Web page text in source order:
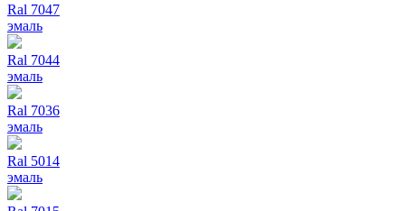
Ral 7047
эмаль
Ral 7044
эмаль
Ral 7036
эмаль
Ral 5014
эмаль